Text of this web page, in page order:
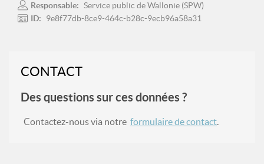
Responsable: Service public de Wallonie (SPW)
ID:
9e8f77db-8ce9-464c-b28c-9ecb96a58a31
CONTACT
Des questions sur ces données ?
Contactez-nous via notre formulaire de contact.